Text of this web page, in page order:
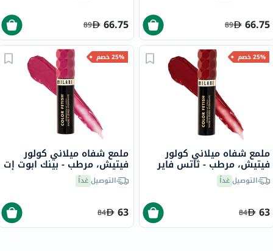
66.75
89
66.75
89
25% خصم
ملمع شفاه ميلاني كولور
فيتيش، مرطب - ثاتس فاير
/150 التوصيلغداً
63
84
25% خصم
ملمع شفاه ميلاني كولور
فيتيش، مرطب - بينك ابوت إت
/140 التوصيلغداً
63
84